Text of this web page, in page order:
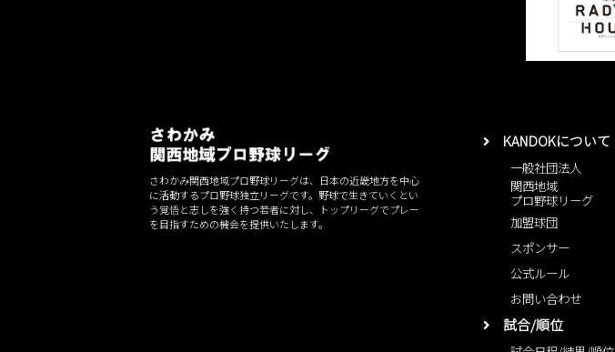
さわかみ関西地域プロ野球リーグは、日本の近畿地方を中心
に活動するプロ野球独立リーグです。野球で生きていくとい
う覚悟と志しを強く持つ若者に対し、トップリーグでプレー
を目指すための機会を提供いたします。
KANDOKについて
一般社団法人
関西地域
プロ野球リーグ
加盟球団
スポンサー
公式ルール
お問い合わせ
試合/順位